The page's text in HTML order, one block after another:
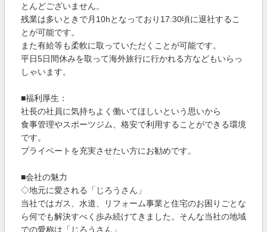
とんどございません。
残業は多いときで月10hとなっており17:30頃に退社するこ
とが可能です。
また有給等も柔軟に取っていただくことが可能です。
平日5日間休みを取って海外旅行に行かれる方などもいらっ
しゃいます。
■福利厚生：
社長の社員に気持ちよく働いてほしいという思いから
食事管理やスポーツジム、格安で利用することができる環境
です。
プライベートを充実させたい方にお勧めです。
■会社の魅力
◇地元に愛される「じろうさん」
当社ではガス、水道、リフォーム事業と住宅のお困りごとな
ら何でも解決すべく歩み続けてきました。そんな当社の地域
での愛称は「じろうさん」,